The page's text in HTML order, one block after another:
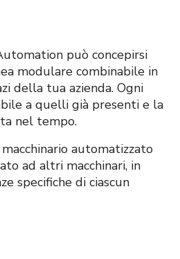
può concepirsi
modulare combinabile in
della tua azienda. Ogni
a quelli già presenti e la
nel tempo.
automatizzato
ad altri macchinari, in
specifiche di ciascun